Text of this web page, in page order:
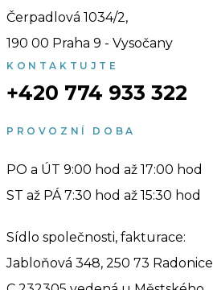
Čerpadlová 1034/2,
190 00 Praha 9 - Vysočany
KONTAKTUJTE
+420 774 933 322
PROVOZNÍ DOBA
PO a ÚT 9:00 hod až 17:00 hod
ST až PÁ 7:30 hod až 15:30 hod
Sídlo společnosti, fakturace:
Jabloňová 348, 250 73 Radonice